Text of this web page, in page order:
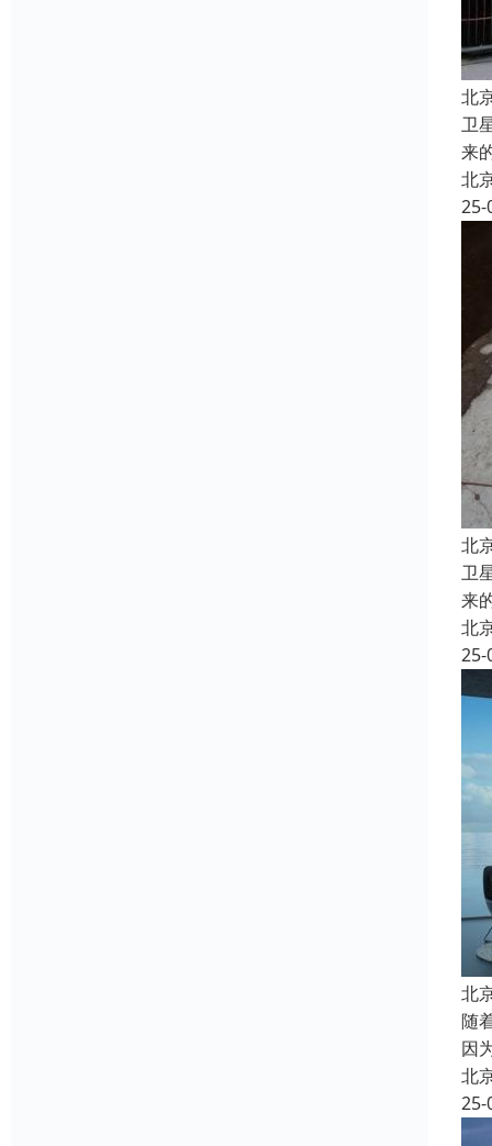
北
卫
来
北
25-
北
卫
来
北
25-
北
随
因
北
25-